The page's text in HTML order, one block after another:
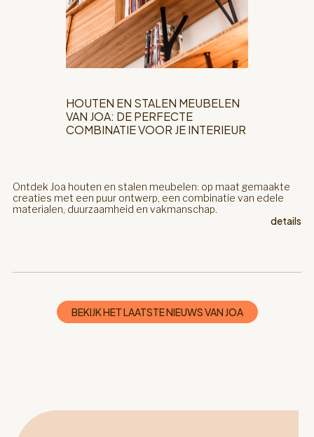
HOUTEN EN STALEN MEUBELEN
VAN JOA: DE PERFECTE
COMBINATIE VOOR JE INTERIEUR
Ontdek Joa houten en stalen meubelen: op maat gemaakte
creaties met een puur ontwerp, een combinatie van edele
materialen, duurzaamheid en vakmanschap.
details
BEKIJK HET LAATSTE NIEUWS VAN JOA